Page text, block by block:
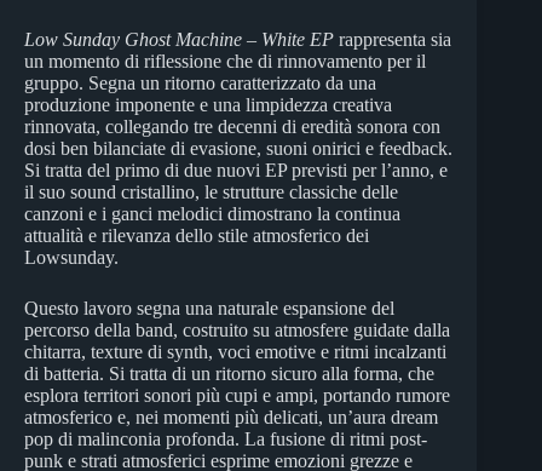
Low Sunday Ghost Machine – White EP rappresenta sia
un momento di riflessione che di rinnovamento per il
gruppo. Segna un ritorno caratterizzato da una
produzione imponente e una limpidezza creativa
rinnovata, collegando tre decenni di eredità sonora con
dosi ben bilanciate di evasione, suoni onirici e feedback.
Si tratta del primo di due nuovi EP previsti per l’anno, e
il suo sound cristallino, le strutture classiche delle
canzoni e i ganci melodici dimostrano la continua
attualità e rilevanza dello stile atmosferico dei
Lowsunday.
Questo lavoro segna una naturale espansione del
percorso della band, costruito su atmosfere guidate dalla
chitarra, texture di synth, voci emotive e ritmi incalzanti
di batteria. Si tratta di un ritorno sicuro alla forma, che
esplora territori sonori più cupi e ampi, portando rumore
atmosferico e, nei momenti più delicati, un’aura dream
pop di malinconia profonda. La fusione di ritmi post-
punk e strati atmosferici esprime emozioni grezze e